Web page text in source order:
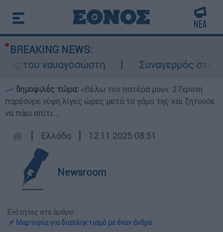
BREAKING NEWS:
του ναυαγοσώστη
Συναγερμός στην
δημοφιλές τώρα: «Θέλω τον πατέρα μου»: 27χρονη
παρέσυρε νύφη λίγες ώρες μετά το γάμο της και ζητούσε
να πάει σπίτι...
┋ Ελλάδα ┋ 12.11.2025 08:51
Newsroom
Ενότητες στο άρθρο:
📌 Μαρτυρία για διαπληκτισμό με έναν άνδρα